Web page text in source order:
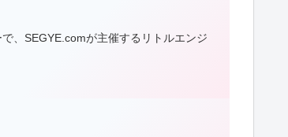
、SEGYE.comが主催するリトルエンジ